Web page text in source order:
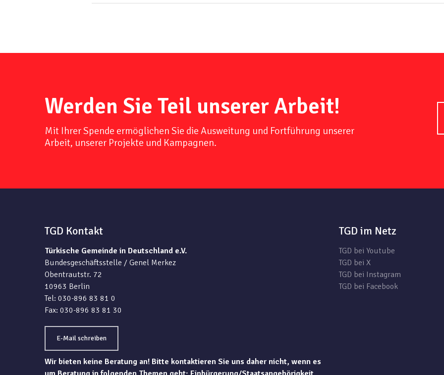
Werden Sie Teil unserer Arbeit!
Mit Ihrer Spende ermöglichen Sie die Ausweitung und Fortführung unserer
Arbeit, unserer Projekte und Kampagnen.
TGD Kontakt
Türkische Gemeinde in Deutschland e.V.
Bundesgeschäftsstelle / Genel Merkez
Obentrautstr. 72
10963 Berlin
Tel: 030-896 83 81 0
Fax: 030-896 83 81 30
E-Mail schreiben
Wir bieten keine Beratung an! Bitte kontaktieren Sie uns daher nicht, wenn es
TGD im Netz
TGD bei Youtube
TGD bei X
TGD bei Instagram
TGD bei Facebook